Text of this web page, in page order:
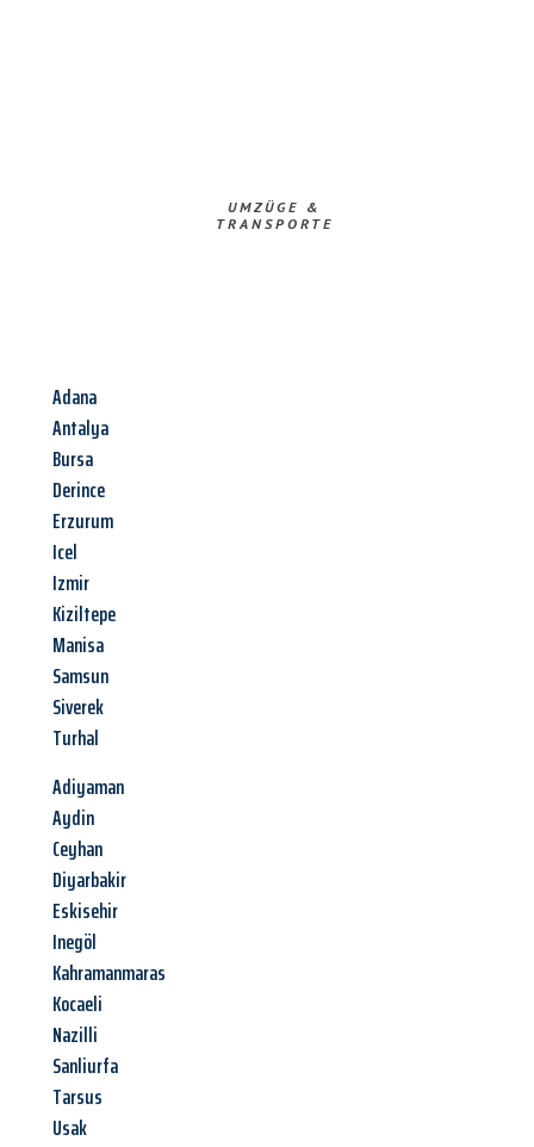
UMZÜGE &
TRANSPORTE
Adana
Antalya
Bursa
Derince
Erzurum
Icel
Izmir
Kiziltepe
Manisa
Samsun
Siverek
Turhal
Adiyaman
Aydin
Ceyhan
Diyarbakir
Eskisehir
Inegöl
Kahramanmaras
Kocaeli
Nazilli
Sanliurfa
Tarsus
Usak